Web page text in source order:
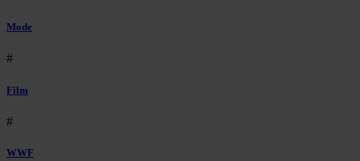
Mode
#
Film
#
WWF